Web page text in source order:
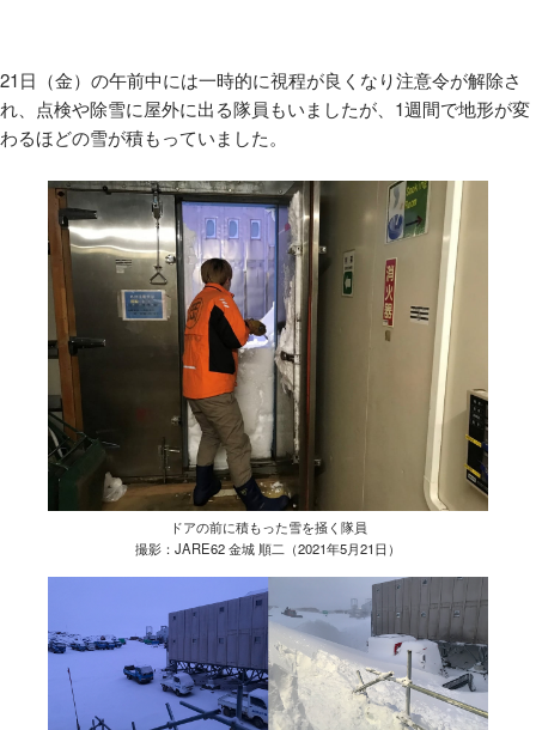
21日（金）の午前中には一時的に視程が良くなり注意令が解除さ
れ、点検や除雪に屋外に出る隊員もいましたが、 1週間で地形が変
わるほどの雪が積もっていました。
ドアの前に積もった雪を掻く隊員
撮影：JARE62 金城 順二（2021年5月21日）